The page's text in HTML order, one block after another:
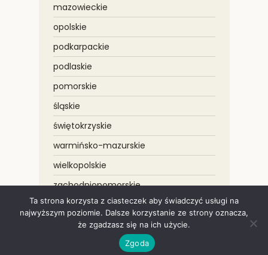
mazowieckie
opolskie
podkarpackie
podlaskie
pomorskie
śląskie
świętokrzyskie
warmińsko-mazurskie
wielkopolskie
zachodniopomorskie
Copyright © 2021 Wycinka drzew – LOGAR
Realizacja:CodeFormers.it
Ta strona korzysta z ciasteczek aby świadczyć usługi na
najwyższym poziomie. Dalsze korzystanie ze strony oznacza,
że zgadzasz się na ich użycie.
Zgoda